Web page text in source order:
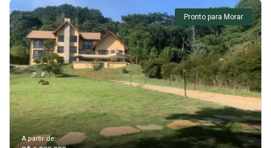
Pronto para Morar
A partir de: